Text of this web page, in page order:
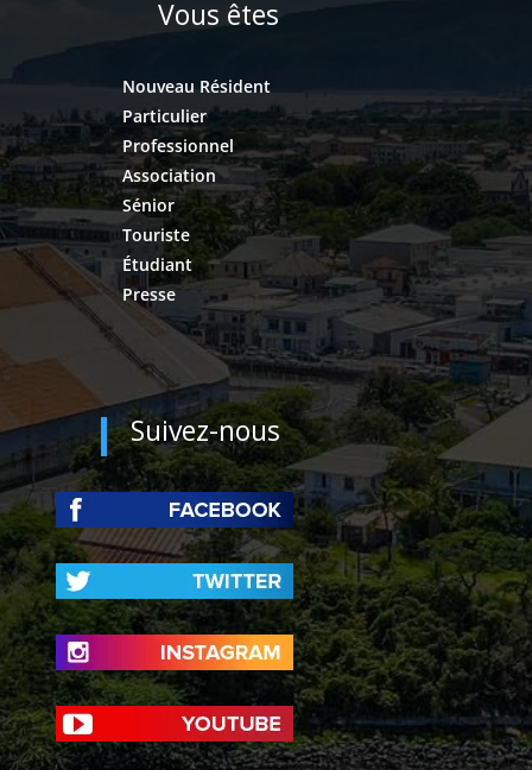
Vous êtes
Nouveau Résident
Particulier
Professionnel
Association
Sénior
Touriste
Étudiant
Presse
Suivez-nous